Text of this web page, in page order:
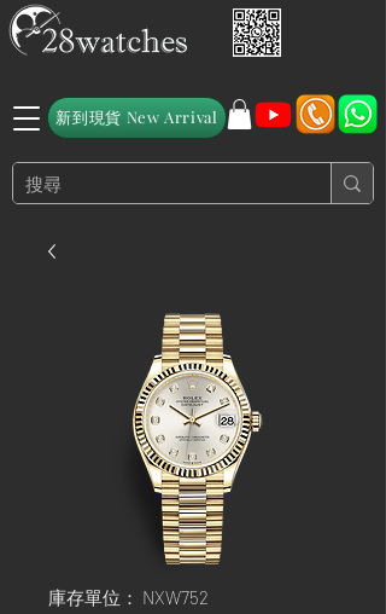
新到現貨 New Arrival
庫存單位： NXW752